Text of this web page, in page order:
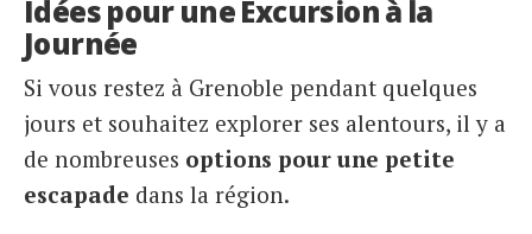
Idées pour une Excursion à la
Journée
Si vous restez à Grenoble pendant quelques
jours et souhaitez explorer ses alentours, il y a
de nombreuses options pour une petite
escapade dans la région.